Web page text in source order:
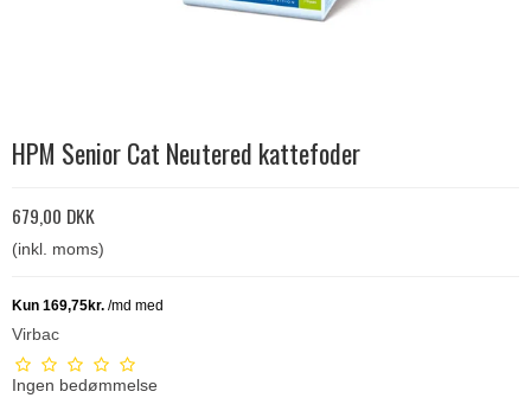
HPM Senior Cat Neutered kattefoder
679,00 DKK
(inkl. moms)
Virbac
Ingen bedømmelse